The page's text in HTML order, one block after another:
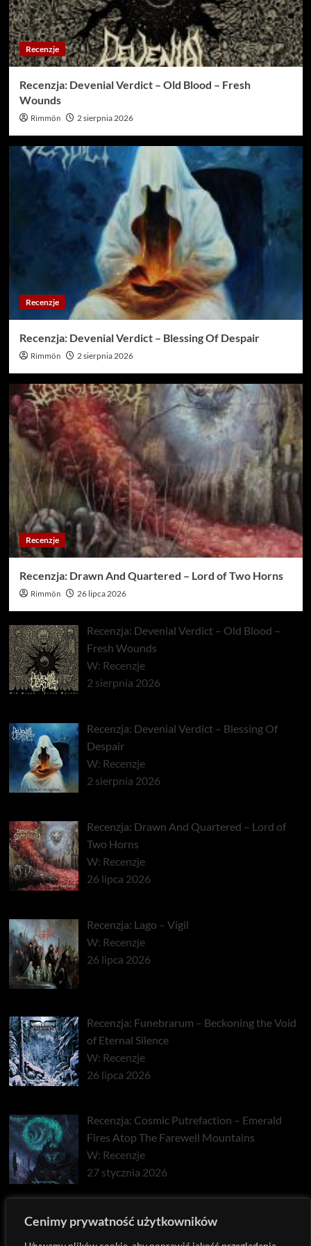
Cenimy prywatność użytkowników
Recenzje
Recenzja: Devenial Verdict – Old Blood – Fresh
Wounds
Rimmön 2 sierpnia 2026
Recenzje
Recenzja: Devenial Verdict – Blessing Of Despair
Rimmön 2 sierpnia 2026
Recenzje
Recenzja: Drawn And Quartered – Lord of Two Horns
Rimmön 26 lipca 2026
Recenzja: Devenial Verdict – Old Blood –
Fresh Wounds
W: Recenzje
2 sierpnia 2026
Recenzja: Devenial Verdict – Blessing Of
Despair
W: Recenzje
2 sierpnia 2026
Recenzja: Drawn And Quartered – Lord of
Two Horns
W: Recenzje
26 lipca 2026
Recenzja: Lago – Vigil
W: Recenzje
26 lipca 2026
Recenzja: Funebrarum – Beckoning the Void
of Eternal Silence
W: Recenzje
26 lipca 2026
Recenzja: Cosmic Putrefaction – Emerald
Fires Atop The Farewell Mountains
W: Recenzje
27 stycznia 2026
Recenzja: Pyrrhon – Exhaust